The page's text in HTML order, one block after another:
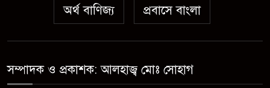
মিলিয়ন ঘনফুট গ্যাস
মেয়েকে ধর্ষণের অভিযোগে সেনবাগে
অর্থ বাণিজ্য
প্রবাসে বাংলা
সম্পাদক ও প্রকাশক: আলহাজ্ব মোঃ সোহাগ